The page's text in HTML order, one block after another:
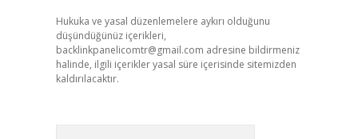
Hukuka ve yasal düzenlemelere aykırı olduğunu
düşündüğünüz içerikleri,
backlinkpanelicomtr@gmail.com adresine bildirmeniz
halinde, ilgili içerikler yasal süre içerisinde sitemizden
kaldırılacaktır.